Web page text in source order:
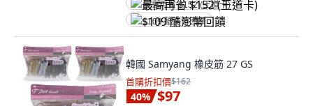
最高再省 $152 (王道卡)
$109 酷澎幣回饋
韓國 Samyang 橡皮筋 27 GS
首購折扣價$162
40% $97